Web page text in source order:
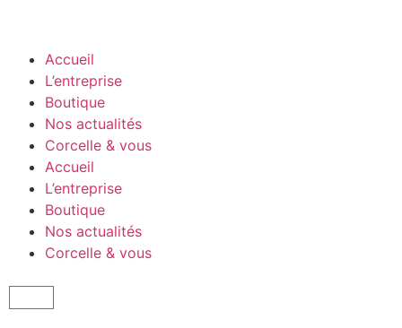
Accueil
L’entreprise
Boutique
Nos actualités
Corcelle & vous
Accueil
L’entreprise
Boutique
Nos actualités
Corcelle & vous